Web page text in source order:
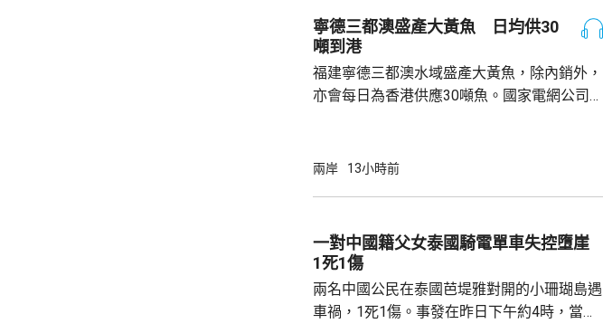
後，事實終將不辯自明。 美國國防部6月將阿
里巴巴、百度及比亞迪等中國企業，列為支援
中國軍方的實體，多間被列入名單的公司事...
寧德三都澳盛產大黃魚 日均供30
噸到港
福建寧德三都澳水域盛產大黃魚，除內銷外，
亦會每日為香港供應30噸魚。國家電網公司就
萬 要求研發大黃魚人工繁殖技術 福建位於中
的港灣，其中6個是深水港，包括廈門港和三
都澳等。 在三都澳，有漁民看中當地水質、水
兩岸 13小時前
一對中國籍父女泰國騎電單車失控墮崖
1死1傷
兩名中國公民在泰國芭堤雅對開的小珊瑚島遇
車禍，1死1傷。事發在昨日下午約4時，當地